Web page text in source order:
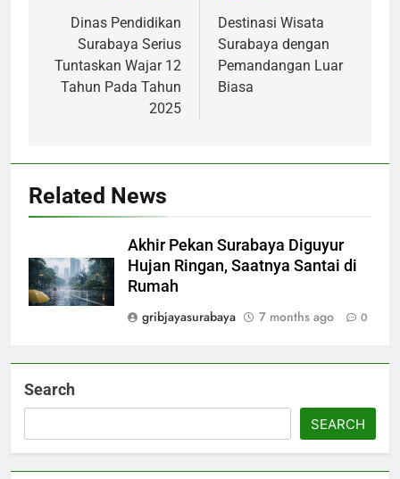
navigation
Dinas Pendidikan
Surabaya Serius
Tuntaskan Wajar 12
Tahun Pada Tahun
2025
Destinasi Wisata
Surabaya dengan
Pemandangan Luar
Biasa
Related News
Akhir Pekan Surabaya Diguyur
Hujan Ringan, Saatnya Santai di
Rumah
gribjayasurabaya
7 months ago 0
Search
SEARCH